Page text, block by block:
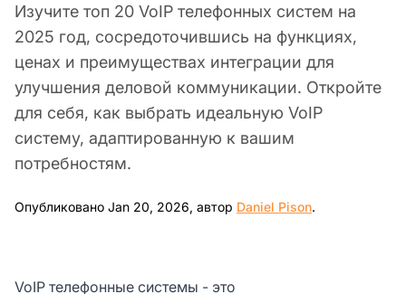
Изучите топ 20 VoIP телефонных систем на
2025 год, сосредоточившись на функциях,
ценах и преимуществах интеграции для
улучшения деловой коммуникации. Откройте
для себя, как выбрать идеальную VoIP
систему, адаптированную к вашим
потребностям.
Опубликовано Jan 20, 2026, автор Daniel Pison.
VoIP телефонные системы - это